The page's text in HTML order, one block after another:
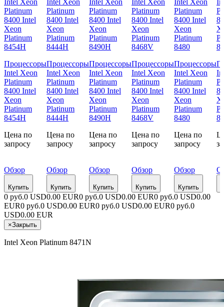
Процессоры
Intel Xeon
Platinum
8400 Intel
Xeon
Platinum
8454H
Цена по
запросу
Обзор
Купить
Процессоры
Intel Xeon
Platinum
8400 Intel
Xeon
Platinum
8444H
Цена по
запросу
Обзор
Купить
Процессоры
Intel Xeon
Platinum
8400 Intel
Xeon
Platinum
8490H
Цена по
запросу
Обзор
Купить
Процессоры
Intel Xeon
Platinum
8400 Intel
Xeon
Platinum
8468V
Цена по
запросу
Обзор
Купить
Процессоры
Intel Xeon
Platinum
8400 Intel
Xeon
Platinum
8480
Цена по
запросу
Обзор
Купить
0 руб.0 USD0.00 EUR0 руб.0 USD0.00 EUR0 руб.0 USD0.00
EUR0 руб.0 USD0.00 EUR0 руб.0 USD0.00 EUR0 руб.0
USD0.00 EUR
×Закрыть
Intel Xeon Platinum 8471N